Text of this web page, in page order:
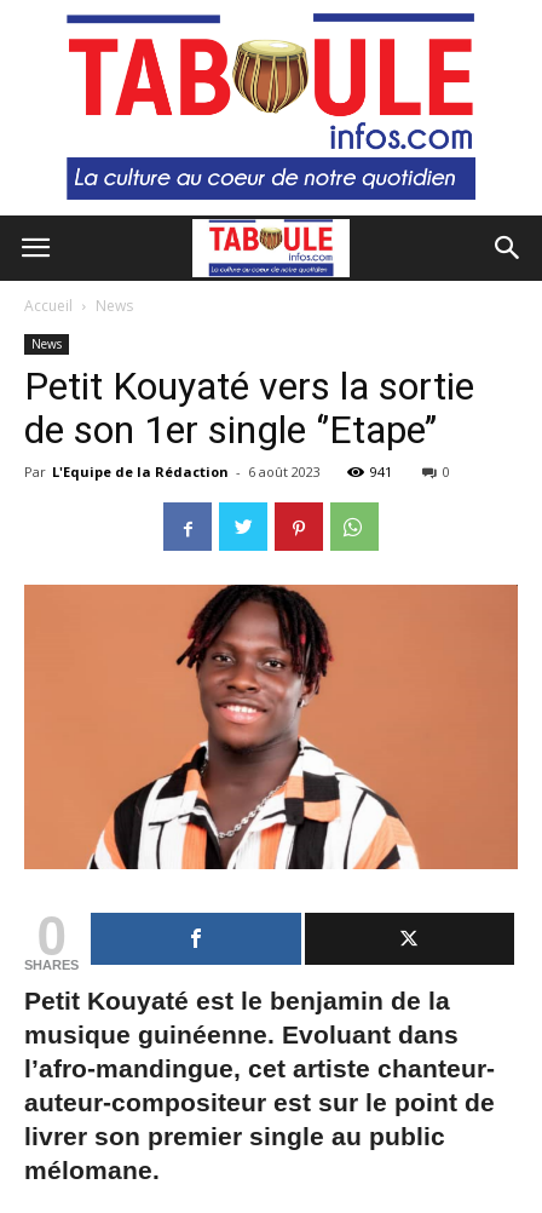
Accueil News
News
Petit Kouyaté vers la sortie
de son 1er single ‘’Etape’’
Par L'Equipe de la Rédaction - 6 août 2023 941 0
0
SHARES
Petit Kouyaté est le benjamin de la
musique guinéenne. Evoluant dans
l’afro-mandingue, cet artiste chanteur-
auteur-compositeur est sur le point de
livrer son premier single au public
mélomane.